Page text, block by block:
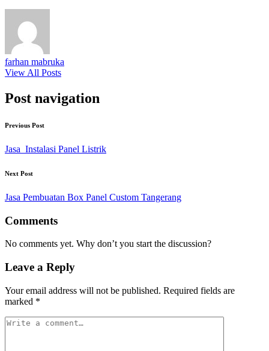
farhan mabruka
View All Posts
Post navigation
Previous Post
Jasa Instalasi Panel Listrik
Next Post
Jasa Pembuatan Box Panel Custom Tangerang
Comments
No comments yet. Why don’t you start the discussion?
Leave a Reply
Your email address will not be published. Required fields are
marked *